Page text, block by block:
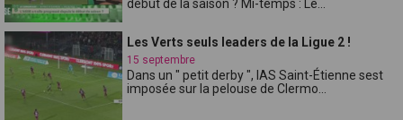
début de la saison ? Mi-temps : Le...
Les Verts seuls leaders de la Ligue 2 !
15 septembre
Dans un " petit derby ", lAS Saint-Étienne sest
imposée sur la pelouse de Clermo...